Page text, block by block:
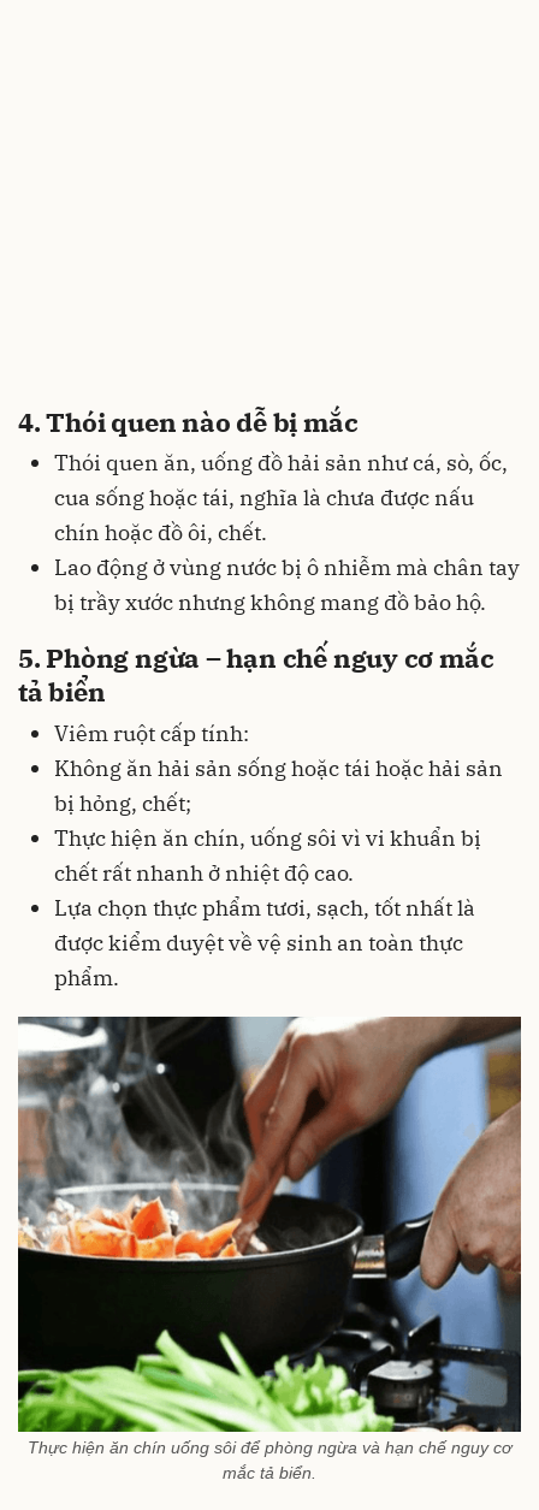
4. Thói quen nào dễ bị mắc
Thói quen ăn, uống đồ hải sản như cá, sò, ốc,
cua sống hoặc tái, nghĩa là chưa được nấu
chín hoặc đồ ôi, chết.
Lao động ở vùng nước bị ô nhiễm mà chân tay
bị trầy xước nhưng không mang đồ bảo hộ.
5. Phòng ngừa – hạn chế nguy cơ mắc
tả biển
Viêm ruột cấp tính:
Không ăn hải sản sống hoặc tái hoặc hải sản
bị hỏng, chết;
Thực hiện ăn chín, uống sôi vì vi khuẩn bị
chết rất nhanh ở nhiệt độ cao.
Lựa chọn thực phẩm tươi, sạch, tốt nhất là
được kiểm duyệt về vệ sinh an toàn thực
phẩm.
Thực hiện ăn chín uống sôi để phòng ngừa và hạn chế nguy cơ
mắc tả biển.